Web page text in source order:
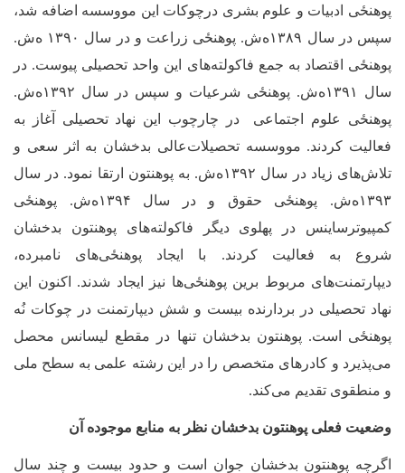
‌پوهنځی ادبیات و علوم بشری درچوکات این مووسسه اضافه شد،
سپس در سال ۱۳۸۹ه‌ش. ‌پوهنځی زراعت و در سال ۱۳۹۰ ه‌ش.
‌پوهنځی اقتصاد به جمع فاکولته‌های این واحد تحصیلی پیوست. در
سال ۱۳۹۱ه
ش. ‌پوهنځی شرعیات و سپس
در سال ۱۳۹۲ه‌ش.
‌پوهنځی علوم اجتماعی در چارچوب این نهاد تحصیلی آغاز به
فعالیت کردند. مووسسه تحصیلات‌عالی بدخشان به اثر سعی و
تلاش‌های زیاد در سال ۱۳۹۲ه
ش. به پوهنتون ارتقا نمود. در سال
۱۳۹۳ه‌ش.
‌پوهنځی حقوق و در سال ۱۳۹۴ه
ش. ‌پوهنځی
کمپیوترساینس در پهلوی دیگر فاکولته‌های پوهنتون بدخشان
شروع به فعالیت کردند. با ایجاد ‌پوهنځی‌های نامبرده،
دیپارتمنت‌های مربوط برین ‌پوهنځی‌ها نیز ایجاد شدند. اکنون این
نهاد تحصیلی در بردارنده بیست و شش دیپارتمنت در چوکات نُه‌
پوهنځی است. پوهنتون بدخشانتنها در مقطع لیسانس محصل
می‌پذیرد و کادرهای متخصص را در این رشته علمی به سطح ملی
و منطقوی تقدیم می‌کند.
وضعیت فعلی پوهنتون بدخشان نظر به منابع موجوده آن
اگرچه پوهنتون بدخشان جوان است و حدود بیست و چند سال